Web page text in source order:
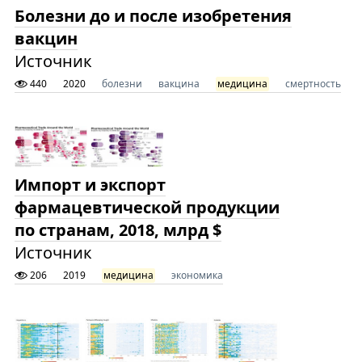
Болезни до и после изобретения
вакцин
Источник
440 2020 болезни вакцина медицина смертность
Импорт и экспорт
фармацевтической продукции
по странам, 2018, млрд $
Источник
206 2019 медицина экономика